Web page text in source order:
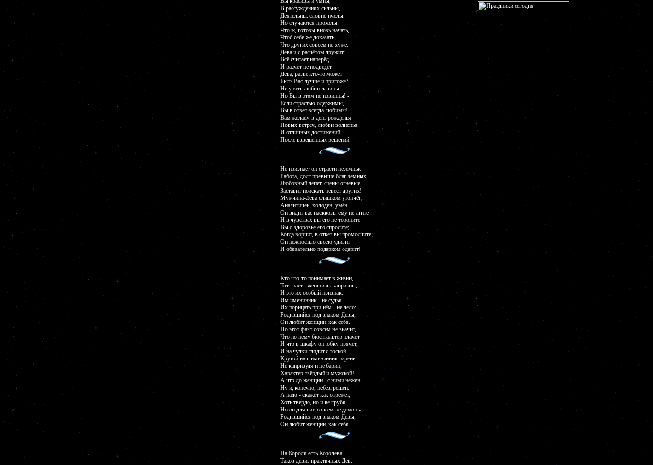
В рассуждениях сильны,
Деятельны, словно пчёлы,
Но случаются проколы.
Что ж, готовы вновь начать,
Чтоб себе же доказать,
Что других совсем не хуже.
Дева и с расчётом дружит:
Всё считает наперёд -
И расчёт не подведёт.
Дева, разве кто-то может
Быть Вас лучше и пригоже?
Не унять любви лавины -
Но Вы в этом не повинны! -
Если страстью одержимы,
Вы в ответ всегда любимы!
Вам желаем в день рожденья
Новых встреч, любви волненья
И отличных достижений -
После взвешенных решений.
Не признаёт он страсти неземные.
Работа, долг превыше благ земных.
Любовный лепет, сцены огневые,
Заставит поискать невест других!
Мужчина-Дева слишком утончён,
Аналитичен, холоден, умён.
Он видит вас насквозь, ему не лгите
И в чувствах вы его не торопите!
Вы о здоровье его спросите;
Когда ворчит, в ответ вы промолчите;
Он нежностью своею удивит
И обязательно подарком одарит!
Кто что-то понимает в жизни,
Тот знает - женщины капризны,
И это их особый признак.
Им именинник - не судья.
Их порицать при нём - не дело:
Родившийся под знаком Девы,
Он любит женщин, как себя.
Но этот факт совсем не значит,
Что по нему бюстгальтер плачет
И что в шкафу он юбку прячет,
И на чулки глядит с тоской.
Крутой наш именинник парень -
Не капризуля и не барин,
Характер твёрдый и мужской!
А что до женщин - с ними нежен,
Ну и, конечно, небезгрешен.
А надо - скажет как отрежет,
Хоть твердо, но и не грубя.
Но он для них совсем не демон -
Родившийся под знаком Девы,
Он любит женщин, как себя.
На Короля есть Королева -
Таков девиз практичных Дев.